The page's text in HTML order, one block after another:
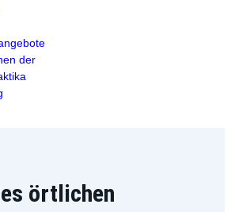
der
örtlichen